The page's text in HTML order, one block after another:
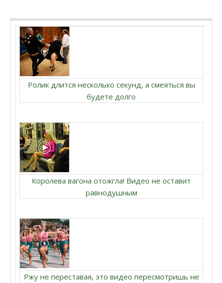
Ролик длится несколько секунд, а смеяться вы
будете долго
Королева вагона отожгла! Видео не оставит
равнодушным
Ржу не переставая, это видео пересмотришь не